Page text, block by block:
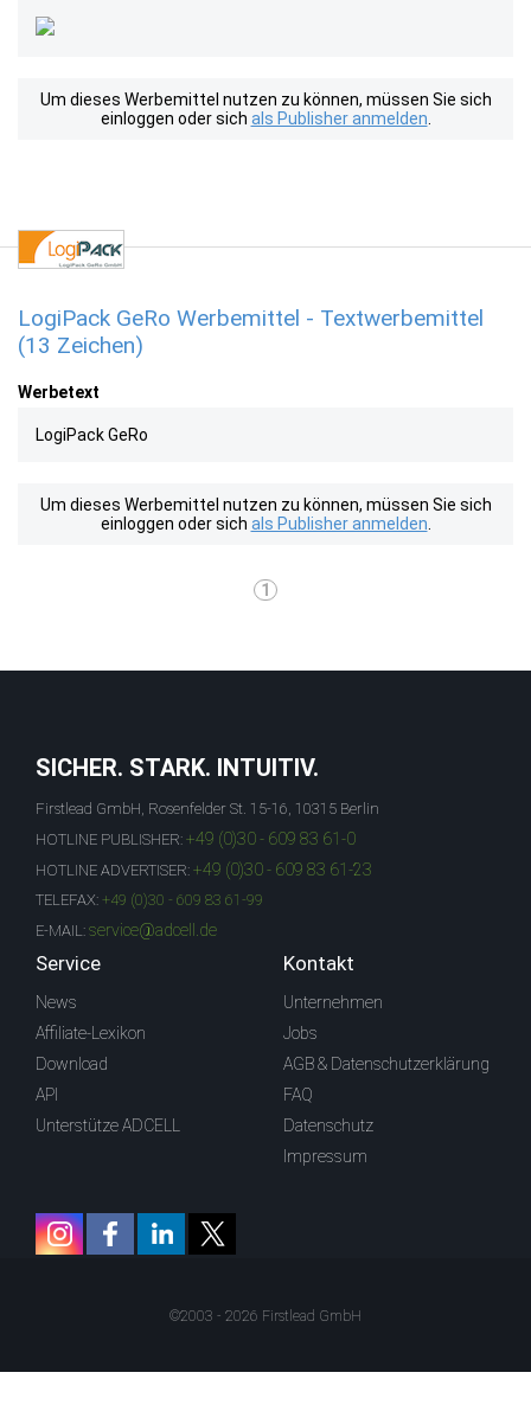
Um dieses Werbemittel nutzen zu können, müssen Sie sich
einloggen oder sich als Publisher anmelden
LogiPack GeRo Werbemittel - Textwerbemittel
(13 Zeichen)
Werbetext
LogiPack GeRo
Um dieses Werbemittel nutzen zu können, müssen Sie sich
einloggen oder sich als Publisher anmelden
1
SICHER. STARK. INTUITIV.
Firstlead GmbH, Rosenfelder St. 15-16, 10315 Berlin
HOTLINE PUBLISHER: +49 (0)30 - 609 83 61-0
HOTLINE ADVERTISER: +49 (0)30 - 609 83 61-23
TELEFAX: +49 (0)30 - 609 83 61-99
E-MAIL: service@adcell.de
Service
News
Affiliate-Lexikon
Download
API
Unterstütze ADCELL
Kontakt
Unternehmen
Jobs
AGB & Datenschutzerklärung
FAQ
Datenschutz
Impressum
©2003 - 2026 Firstlead GmbH